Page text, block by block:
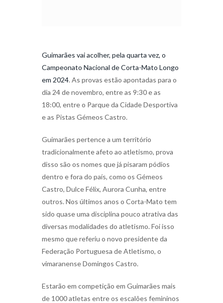
Guimarães vai acolher, pela quarta vez, o
Campeonato Nacional de Corta-Mato Longo
em 2024. As provas estão apontadas para o
dia 24 de novembro, entre as 9:30 e as
18:00, entre o Parque da Cidade Desportiva
e as Pistas Gémeos Castro.
Guimarães pertence a um território
tradicionalmente afeto ao atletismo, prova
disso são os nomes que já pisaram pódios
dentro e fora do país, como os Gémeos
Castro, Dulce Félix, Aurora Cunha, entre
outros. Nos últimos anos o Corta-Mato tem
sido quase uma disciplina pouco atrativa das
diversas modalidades do atletismo. Foi isso
mesmo que referiu o novo presidente da
Federação Portuguesa de Atletismo, o
vimaranense Domingos Castro.
Estarão em competição em Guimarães mais
de 1000 atletas entre os escalões femininos